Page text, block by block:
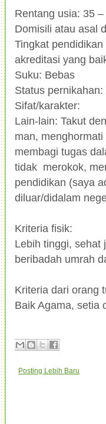
Rentang usia: 35
Domisili atau asal
Tingkat
akreditasi yang
Suku: Bebas
Status
Sifat/karakter:
Lain-lain: Takut
man,
membagi tugas
tidak merokok,
pendidikan (saya
diluar/didalam
Kriteria fisik:
Lebih tinggi, sehat
beribadah umrah
Kriteria dari orang
Baik Agama, setia
Posting Lebih Baru